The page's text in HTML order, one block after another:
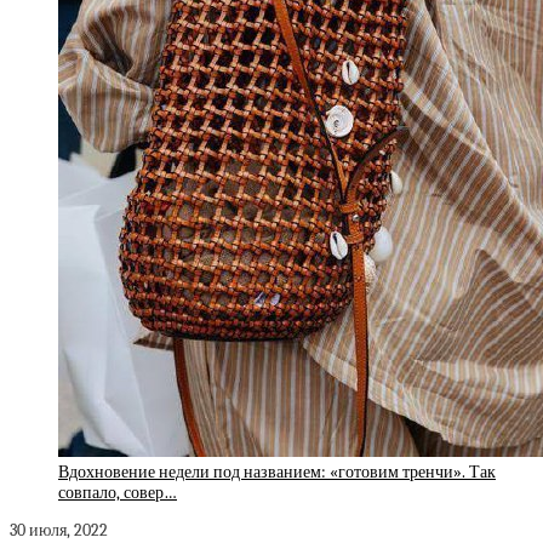
Вдохновение недели под названием: «готовим тренчи». Так
совпало, совер…
30 июля, 2022